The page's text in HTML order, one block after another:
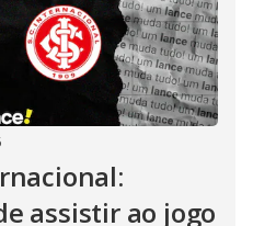
assistir ao jogo